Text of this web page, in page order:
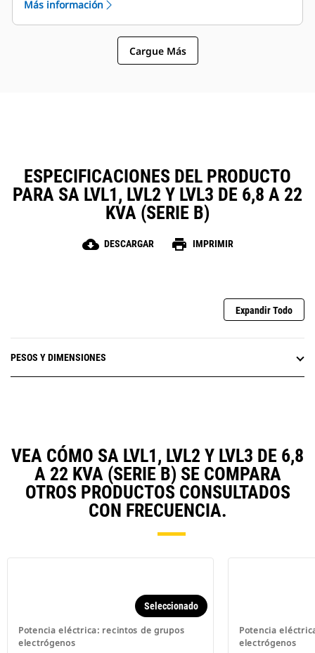
exterior
Diseño para el levantamiento de la barra
esparcidora a fin de garantizar la seguridad
Ventana de visualización del panel de control
Área de tope superior resistente a los roedores
Más información
Cargue Más
ESPECIFICACIONES DEL PRODUCTO
PARA SA LVL1, LVL2 Y LVL3 DE 6,8 A 22
KVA (SERIE B)
cloud_download DESCARGAR print IMPRIMIR
Expandir Todo
PESOS Y DIMENSIONES
VEA CÓMO SA LVL1, LVL2 Y LVL3 DE 6,8
A 22 KVA (SERIE B) SE COMPARA
OTROS PRODUCTOS CONSULTADOS
CON FRECUENCIA.
Potencia eléctrica: recintos de grupos
electrógenos
Seleccionado
Potencia
electrógenos